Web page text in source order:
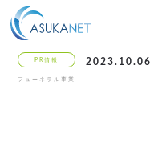
PR情報 2023.10.06
フューネラル事業